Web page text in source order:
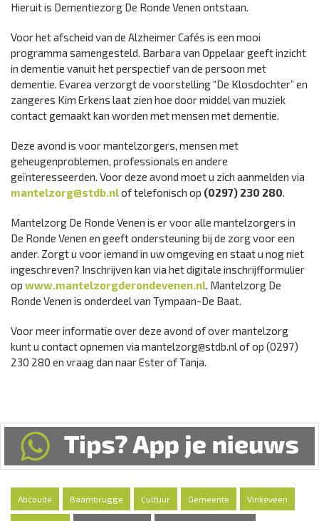
Hieruit is Dementiezorg De Ronde Venen ontstaan.
Voor het afscheid van de Alzheimer Cafés is een mooi
programma samengesteld. Barbara van Oppelaar geeft inzicht
in dementie vanuit het perspectief van de persoon met
dementie. Evarea verzorgt de voorstelling “De Klosdochter” en
zangeres Kim Erkens laat zien hoe door middel van muziek
contact gemaakt kan worden met mensen met dementie.
Deze avond is voor mantelzorgers, mensen met
geheugenproblemen, professionals en andere
geïnteresseerden. Voor deze avond moet u zich aanmelden via
mantelzorg@stdb.nlof telefonisch op (0297) 230 280.
Mantelzorg De Ronde Venen is er voor alle mantelzorgers in
De Ronde Venen en geeft ondersteuning bij de zorg voor een
ander. Zorgt u voor iemand in uw omgeving en staat u nog niet
ingeschreven? Inschrijven kan via het digitale inschrijfformulier
op www.mantelzorgderondevenen.nl. Mantelzorg De
Ronde Venen is onderdeel van Tympaan-De Baat.
Voor meer informatie over deze avond of over mantelzorg
kunt u contact opnemen via mantelzorg@stdb.nl of op (0297)
230 280 en vraag dan naar Ester of Tanja.
Abcoude Baambrugge Cultuur Gemeente Vinkeveen